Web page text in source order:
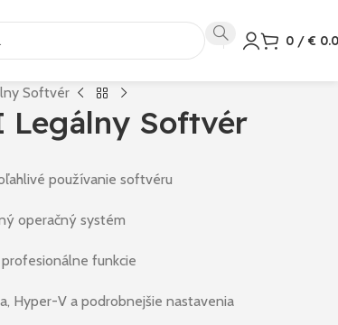
0 / €
Softvér
Legálny Softvér
používanie softvéru
operačný systém
funkcie
Hyper-V a podrobnejšie nastavenia